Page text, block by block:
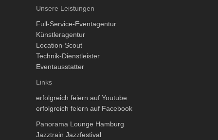
Unsere Leistungen
Full-Service-Eventagentur
Künstleragentur
Location-Scout
Technik-Dienstleister
Eventausstatter
Links
erfolgreich feiern auf Youtube
erfolgreich feiern auf Facebook
Panorama Lounge Hamburg
Jazztrain Jazzfestival